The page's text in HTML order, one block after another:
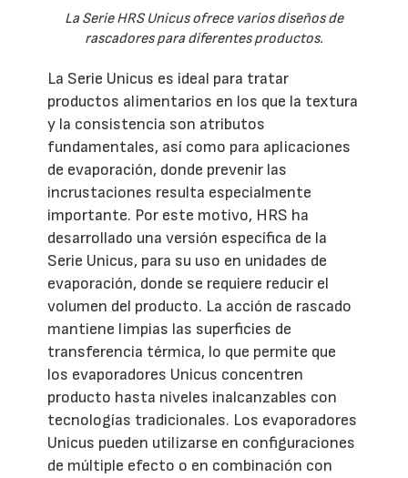
La Serie HRS Unicus ofrece varios diseños de
rascadores para diferentes productos.
La Serie Unicus es ideal para tratar
productos alimentarios en los que la textura
y la consistencia son atributos
fundamentales, así como para aplicaciones
de evaporación, donde prevenir las
incrustaciones resulta especialmente
importante. Por este motivo, HRS ha
desarrollado una versión específica de la
Serie Unicus, para su uso en unidades de
evaporación, donde se requiere reducir el
volumen del producto. La acción de rascado
mantiene limpias las superficies de
transferencia térmica, lo que permite que
los evaporadores Unicus concentren
producto hasta niveles inalcanzables con
tecnologías tradicionales. Los evaporadores
Unicus pueden utilizarse en configuraciones
de múltiple efecto o en combinación con